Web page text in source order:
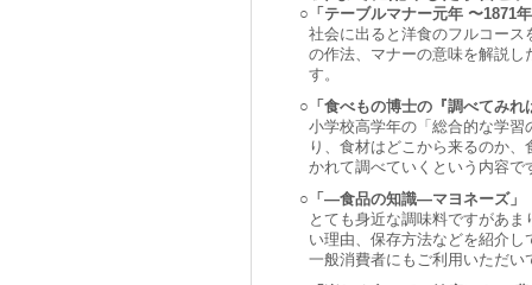
○ 「テーブルマナー元年 〜1871
社会に出ると洋食のフルコー
の作法、マナーの意味を解説
す。
○ 「食べもの博士の『調べて
小学校高学年の「総合的な学
り、食材はどこから来るのか
かれて調べていくという内容で
○ 「—食品の知識—マヨネーズ
とても身近な調味料ですがあ
い理由、保存方法などを紹介
一般消費者にもご利用いただい